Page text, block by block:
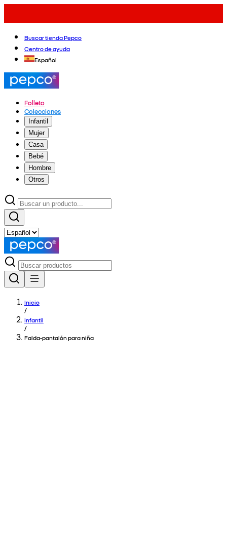
Buscar tienda Pepco
Centro de ayuda
Español
Folleto
Colecciones
Infantil
Mujer
Casa
Bebé
Hombre
Otros
Inicio
/
Infantil
/
Falda-pantalón para niña